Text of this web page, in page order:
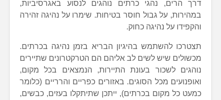
דרך הרים, נהגי כרתים נוהגים לנסוע באגרסיביות,
במהירות, על גבול חוסר בטיחות. שימרו על נהיגה זהירה
והקפידו על נהיגה כחוק.
תצטרכו להשתמש בהיגיון הבריא בזמן נהיגה בכרתים.
מכשולים שיש לשים לב אליהם הם הטרקטרונים שתיירים
נוהגים לשכור בעונת התיירות, הנמצאים בכל מקום,
ואופנועים מכל הסוגים. באזורים כפריים והרריים (כלומר
כמעט כל מקום בכרתים), ייתכן שתיתקלו בעזים, כבשים,